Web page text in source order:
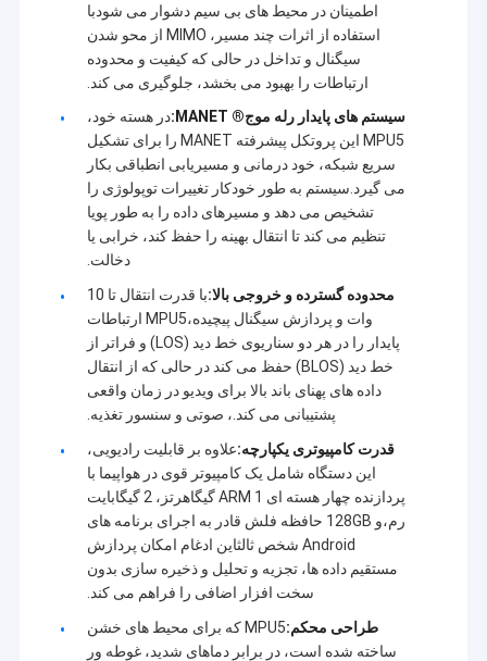
اطمینان در محیط های بی سیم دشوار می شودبا
استفاده از اثرات چند مسیر، MIMO از محو شدن
سیگنال و تداخل در حالی که کیفیت و محدوده
ارتباطات را بهبود می بخشد، جلوگیری می کند.
سیستم های پایدار رله موج® MANET:
در هسته خود،
MPU5 این پروتکل پیشرفته MANET را برای تشکیل
سریع شبکه، خود درمانی و مسیریابی انطباقی بکار
می گیرد.سیستم به طور خودکار تغییرات توپولوژی را
تشخیص می دهد و مسیرهای داده را به طور پویا
تنظیم می کند تا انتقال بهینه را حفظ کند، خرابی یا
دخالت.
محدوده گسترده و خروجی بالا:
با قدرت انتقال تا 10
وات و پردازش سیگنال پیچیده،MPU5 ارتباطات
پایدار را در هر دو سناریوی خط دید (LOS) و فراتر از
خط دید (BLOS) حفظ می کند در حالی که از انتقال
داده های پهنای باند بالا برای ویدیو در زمان واقعی
پشتیبانی می کند.، صوتی و سنسور تغذیه.
قدرت کامپیوتری یکپارچه:علاوه بر قابلیت رادیویی،
این دستگاه شامل یک کامپیوتر قوی در هواپیما با
پردازنده چهار هسته ای ARM 1 گیگاهرتز، 2 گیگابایت
رم،و 128GB حافظه فلش قادر به اجرای برنامه های
Android شخص ثالثاین ادغام امکان پردازش
مستقیم داده ها، تجزیه و تحلیل و ذخیره سازی بدون
سخت افزار اضافی را فراهم می کند.
طراحی محکم:
MPU5 که برای محیط های خشن
ساخته شده است، در برابر دماهای شدید، غوطه ور